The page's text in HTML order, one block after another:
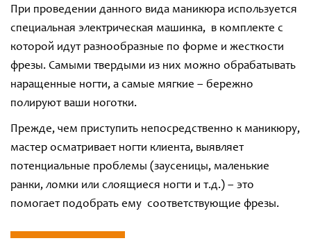
При проведении данного вида маникюра используется
специальная электрическая машинка, в комплекте с
которой идут разнообразные по форме и жесткости
фрезы. Самыми твердыми из них можно обрабатывать
наращенные ногти, а самые мягкие – бережно
полируют ваши ноготки.
Прежде, чем приступить непосредственно к маникюру,
мастер осматривает ногти клиента, выявляет
потенциальные проблемы (заусеницы, маленькие
ранки, ломки или слоящиеся ногти и т.д.) – это
помогает подобрать ему соответствующие фрезы.